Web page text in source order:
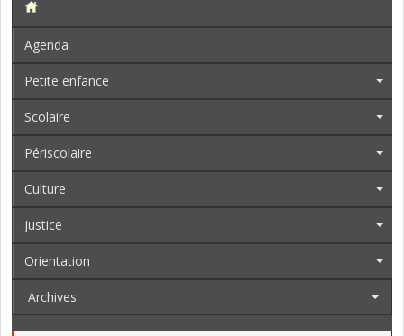
Agenda
Petite enfance
Scolaire
Périscolaire
Culture
Justice
Orientation
Archives